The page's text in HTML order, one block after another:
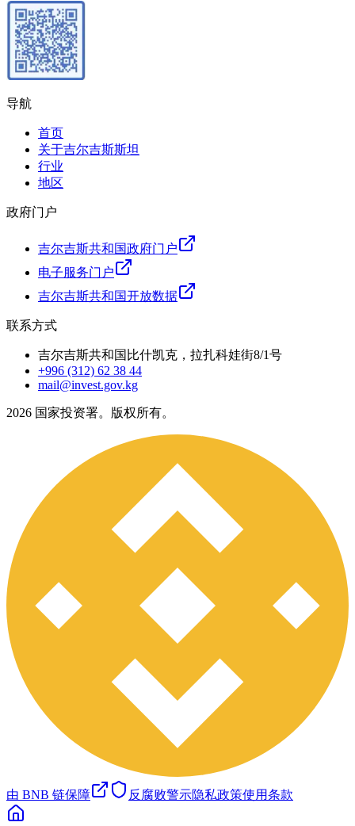
导航
首页
关于吉尔吉斯斯坦
行业
地区
政府门户
吉尔吉斯共和国政府门户
电子服务门户
吉尔吉斯共和国开放数据
联系方式
吉尔吉斯共和国比什凯克，拉扎科娃街8/1号
+996 (312) 62 38 44
mail@invest.gov.kg
2026 国家投资署。版权所有。
由 BNB 链保障 反腐败警示隐私政策使用条款